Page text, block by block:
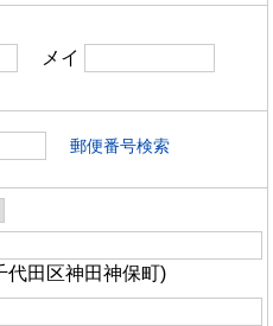
メイ
郵便番号検索
代田区神田神保町)